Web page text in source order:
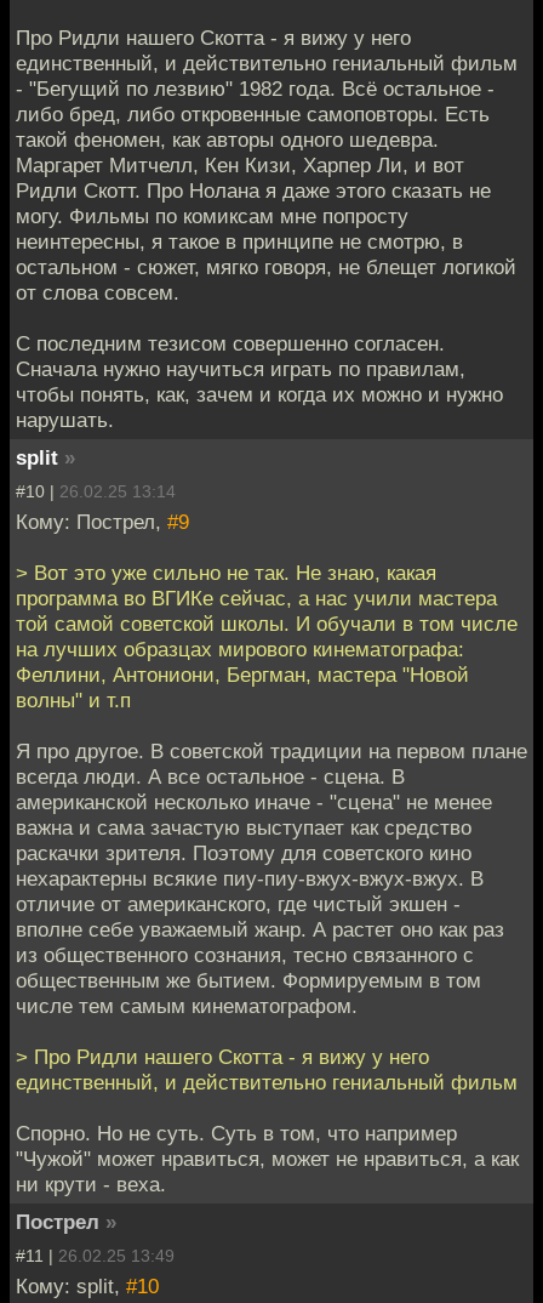
Про Ридли нашего Скотта - я вижу у него
единственный, и действительно гениальный фильм
- "Бегущий по лезвию" 1982 года. Всё остальное -
либо бред, либо откровенные самоповторы. Есть
такой феномен, как авторы одного шедевра.
Маргарет Митчелл, Кен Кизи, Харпер Ли, и вот
Ридли Скотт. Про Нолана я даже этого сказать не
могу. Фильмы по комиксам мне попросту
неинтересны, я такое в принципе не смотрю, в
остальном - сюжет, мягко говоря, не блещет логикой
от слова совсем.
С последним тезисом совершенно согласен.
Сначала нужно научиться играть по правилам,
чтобы понять, как, зачем и когда их можно и нужно
нарушать.
split »
#10 | 26.02.25 13:14
Кому: Пострел, #9
> Вот это уже сильно не так. Не знаю, какая
программа во ВГИКе сейчас, а нас учили мастера
той самой советской школы. И обучали в том числе
на лучших образцах мирового кинематографа:
Феллини, Антониони, Бергман, мастера "Новой
волны" и т.п
Я про другое. В советской традиции на первом плане
всегда люди. А все остальное - сцена. В
американской несколько иначе - "сцена" не менее
важна и сама зачастую выступает как средство
раскачки зрителя. Поэтому для советского кино
нехарактерны всякие пиу-пиу-вжух-вжух-вжух. В
отличие от американского, где чистый экшен -
вполне себе уважаемый жанр. А растет оно как раз
из общественного сознания, тесно связанного с
общественным же бытием. Формируемым в том
числе тем самым кинематографом.
> Про Ридли нашего Скотта - я вижу у него
единственный, и действительно гениальный фильм
Спорно. Но не суть. Суть в том, что например
"Чужой" может нравиться, может не нравиться, а как
ни крути - веха.
Пострел »
#11 | 26.02.25 13:49
Кому: split, #10